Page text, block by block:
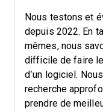
Nous testons et
depuis 2022. En
mêmes, nous
difficile de faire
d’un logiciel.
recherche
prendre de